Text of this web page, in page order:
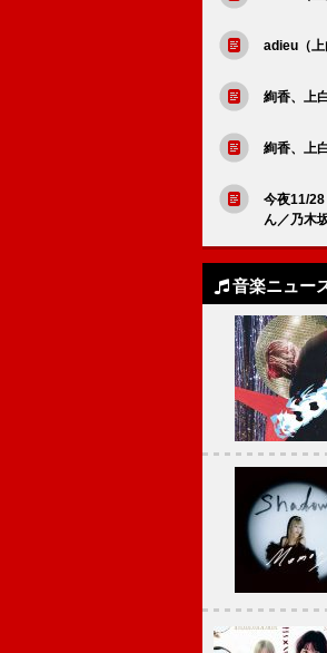
adieu（上
絢香、上
絢香、上
今夜11/
ん／乃木
音楽ニュー